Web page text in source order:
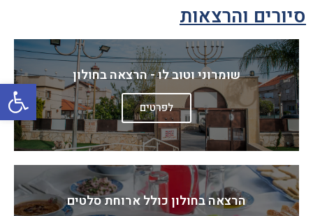
סיורים והרצאות
שומרוני וטוב לו - הרצאה בחולון
לפרטים
הרצאה בחולון כולל ארוחת סלטים